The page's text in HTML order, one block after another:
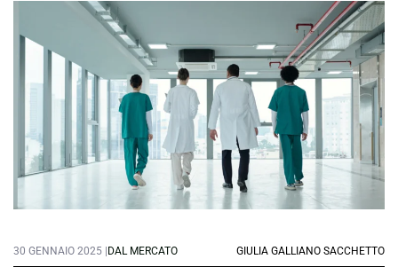
30 GENNAIO 2025 | DAL MERCATO GIULIA GALLIANO SACCHETTO